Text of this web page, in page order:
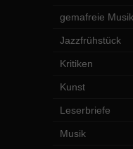
gemafreie Musik
Jazzfrühstück
Kritiken
Kunst
Leserbriefe
Musik